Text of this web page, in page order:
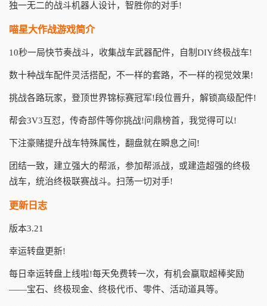
独一无二的战斗机器人设计，智胜你的对手!
喵星大作战游戏简介
10秒一局快节奏战斗，收集战车武器配件，自制DIY终极战车!
数十种战车配件灵活搭配，不一样的套路，不一样的视觉效果!
挑战各路玩家，登顶世界锦标赛冠军!段位晋升，解锁高级配件!
帮会3V3互怼，传奇部件等你挑战!问鼎榜首，我觉得可以!
下注豪赌提升战车特殊属性，翻盘就在瞬息之间!
团结一致，建立强大的帮派，参加帮派战，或建造超强的终极
战车，统治终极联赛战斗。扫荡一切对手!
更新日志
版本3.21
幸运转盘更新!
每日幸运转盘上线啦!每天免费转一次，有机会赢取超棒奖励
——宝石、终极现金、终极代币、零件、活动道具等。